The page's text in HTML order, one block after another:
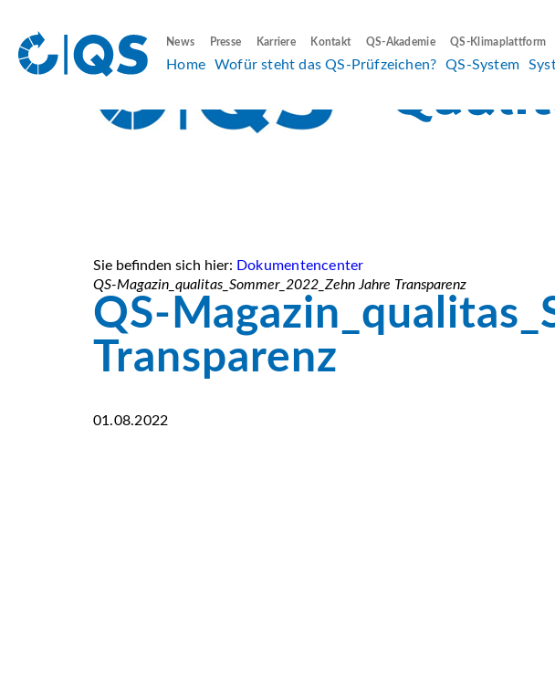
News Presse Karriere Kontakt QS-Akademie QS-Klimaplattform
Home Wofür steht das QS-Prüfzeichen? QS-System
Sie befinden sich hier: Dokumentencenter
QS-Magazin_qualitas_Sommer_2022_Zehn Jahre Transparenz
QS-
Transparenz
01.08.2022